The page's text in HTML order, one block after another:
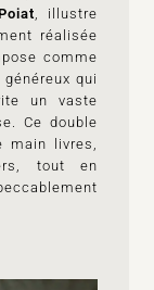
, illustre
réalisée
comme
qui
un vaste
Ce double
main livres,
tout en